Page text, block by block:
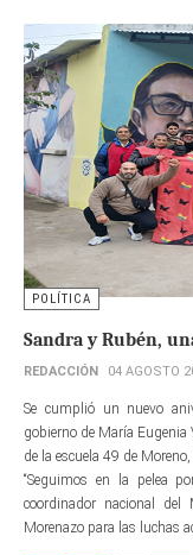
POLÍTICA
Sandra y Rubén,
REDACCIÓN 04 AGOSTO
Se cumplió un nuevo
gobierno de María Eugenia
de la escuela 49 de
“Seguimos en la pelea
coordinador nacional
Morenazo para las luchas